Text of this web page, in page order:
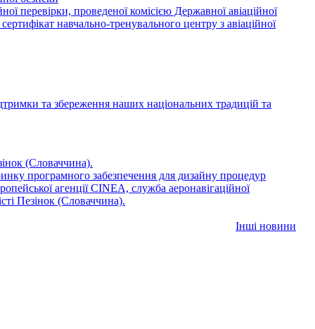
перевірки, проведеної комісією Державної авіаційної
навчально-тренувального центру з авіаційної
та збереження наших національних традицій та
(Словаччина).
програмного забезпечення для дизайну процедур
агенції CINEA, служба аеронавігаційної
Пезінок (Словаччина).
Інші новини